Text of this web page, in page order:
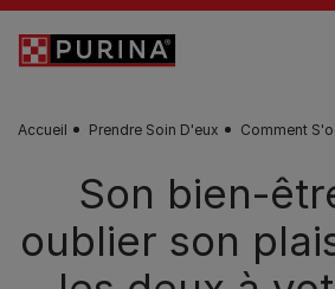
Skip to main content
Accueil Prendre Soin D'eux Comment
Son bien-
oublier son